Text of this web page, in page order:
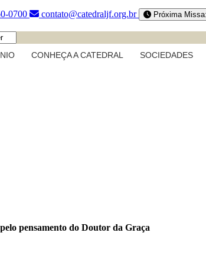
0700 contato@catedraljf.org.br Próxima
CONHEÇA A CATEDRAL SOCIEDADES
pensamento do Doutor da Graça